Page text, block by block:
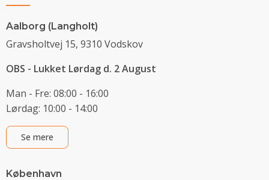
Aalborg (Langholt)
Gravsholtvej 15, 9310 Vodskov
OBS - Lukket Lørdag d. 2 August
Man - Fre: 08:00 - 16:00
Lørdag: 10:00 - 14:00
Se mere
København